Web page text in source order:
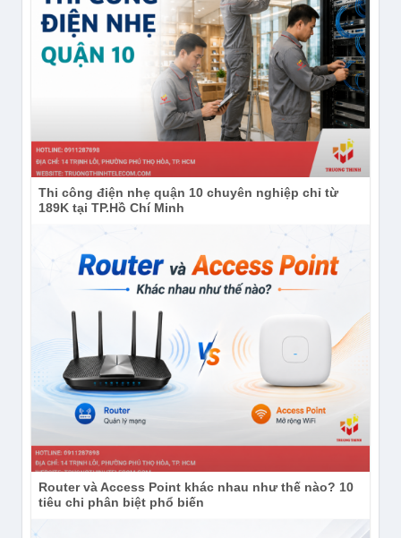
Thi công điện nhẹ quận 10 chuyên nghiệp chỉ từ
189K tại TP.Hồ Chí Minh
Router và Access Point khác nhau như thế nào? 10
tiêu chi phân biệt phổ biến